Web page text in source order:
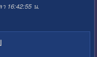
16:42:55 น.